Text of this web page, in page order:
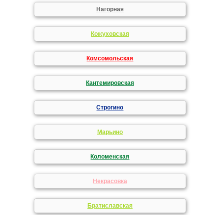
Нагорная
Кожуховская
Комсомольская
Кантемировская
Строгино
Марьино
Коломенская
Некрасовка
Братиславская